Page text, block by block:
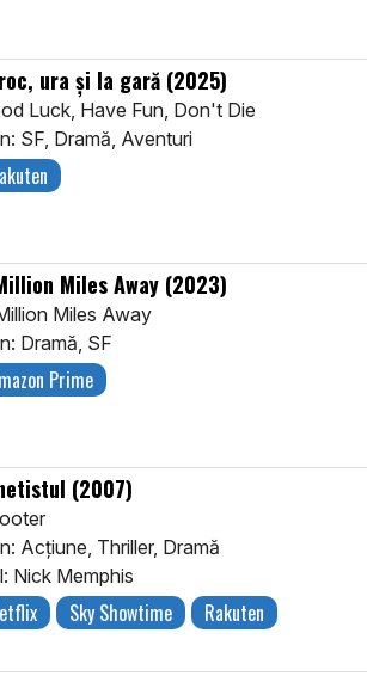
ura și la gară (2025)
Luck, Have Fun, Don't Die
SF, Dramă, Aventuri
Miles Away (2023)
Miles Away
Dramă, SF
Prime
(2007)
Acţiune, Thriller, Dramă
Nick Memphis
Sky Showtime Rakuten